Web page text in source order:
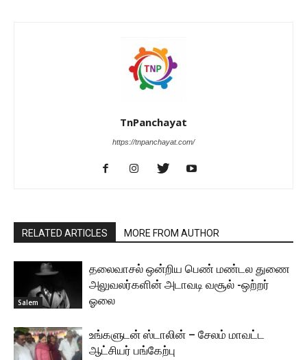
TnPanchayat
https://tnpanchayat.com/
RELATED ARTICLES MORE FROM AUTHOR
Salem
தலைவாசல் ஒன்றிய பெண் மண்டல துணை
அலுவலர்களின் அடாவடி வசூல் -ஒற்றர்
ஓலை
உங்களுடன் ஸ்டாலின் – சேலம் மாவட்ட
ஆட்சியர் பங்கேற்பு